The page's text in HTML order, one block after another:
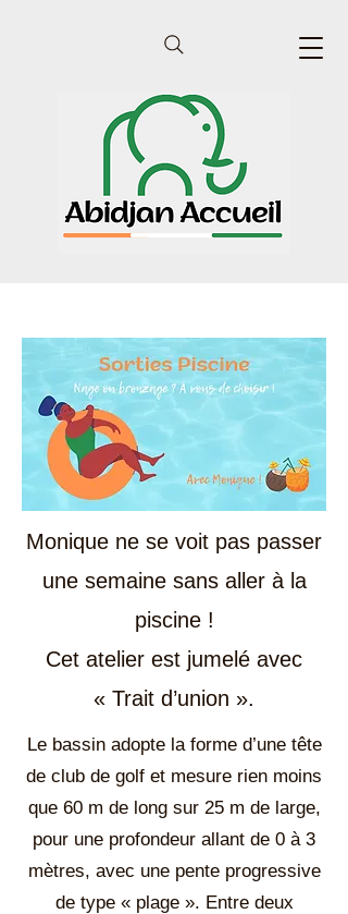
Monique ne se voit pas passer
une semaine sans aller à la
piscine !
Cet atelier est jumelé avec
« Trait d’union ».
Le bassin adopte la forme d’une tête
de club de golf et mesure rien moins
que 60 m de long sur 25 m de large,
pour une profondeur allant de 0 à 3
mètres, avec une pente progressive
de type « plage ». Entre deux